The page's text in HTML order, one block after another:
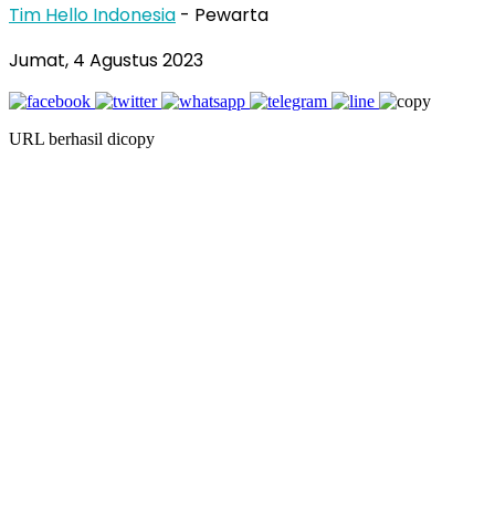
Tim Hello Indonesia - Pewarta
Jumat, 4 Agustus 2023
URL berhasil dicopy